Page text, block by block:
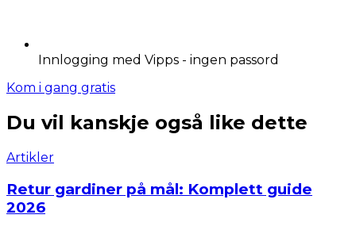
Innlogging med Vipps - ingen passord
Kom i gang gratis
Du vil kanskje også like dette
Artikler
Retur gardiner på mål: Komplett guide
2026